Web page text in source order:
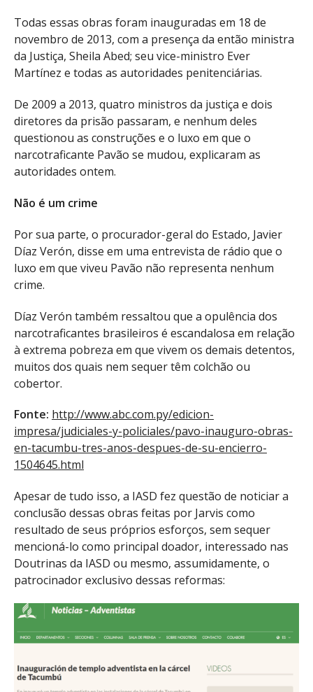
Todas essas obras foram inauguradas em 18 de
novembro de 2013, com a presença da então ministra
da Justiça, Sheila Abed; seu vice-ministro Ever
Martínez e todas as autoridades penitenciárias.
De 2009 a 2013, quatro ministros da justiça e dois
diretores da prisão passaram, e nenhum deles
questionou as construções e o luxo em que o
narcotraficante Pavão se mudou, explicaram as
autoridades ontem.
Não é um crime
Por sua parte, o procurador-geral do Estado, Javier
Díaz Verón, disse em uma entrevista de rádio que o
luxo em que viveu Pavão não representa nenhum
crime.
Díaz Verón também ressaltou que a opulência dos
narcotraficantes brasileiros é escandalosa em relação
à extrema pobreza em que vivem os demais detentos,
muitos dos quais nem sequer têm colchão ou
cobertor.
Fonte: http://www.abc.com.py/edicion-
impresa/judiciales-y-policiales/pavo-inauguro-obras-
en-tacumbu-tres-anos-despues-de-su-encierro-
1504645.html
Apesar de tudo isso, a IASD fez questão de noticiar a
conclusão dessas obras feitas por Jarvis como
resultado de seus próprios esforços, sem sequer
mencioná-lo como principal doador, interessado nas
Doutrinas da IASD ou mesmo, assumidamente, o
patrocinador exclusivo dessas reformas: